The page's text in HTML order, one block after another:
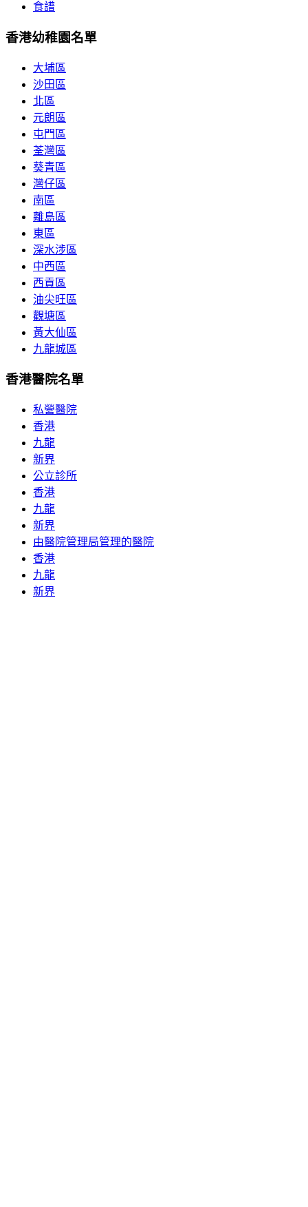
食譜
香港幼稚園名單
大埔區
沙田區
北區
元朗區
屯門區
荃灣區
葵青區
灣仔區
南區
離島區
東區
深水涉區
中西區
西貢區
油尖旺區
觀塘區
黃大仙區
九龍城區
香港醫院名單
私營醫院
香港
九龍
新界
公立診所
香港
九龍
新界
由醫院管理局管理的醫院
香港
九龍
新界